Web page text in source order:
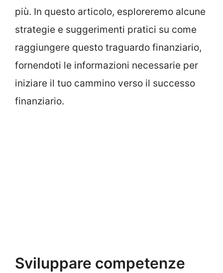
più. In questo articolo, esploreremo alcune
strategie e suggerimenti pratici su come
raggiungere questo traguardo finanziario,
fornendoti le informazioni necessarie per
iniziare il tuo cammino verso il successo
finanziario.
Sviluppare competenze